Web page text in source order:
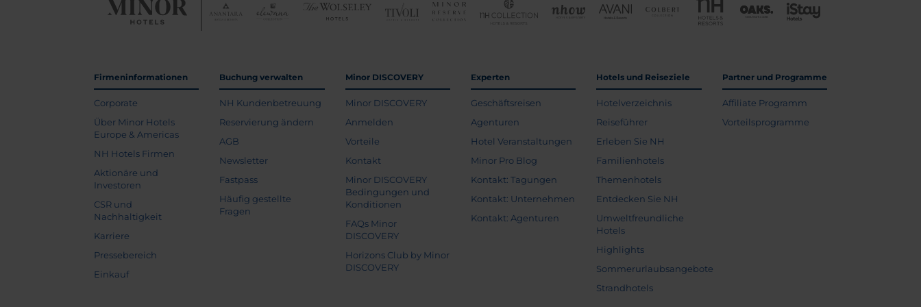
Firmeninformationen
Corporate
Über Minor Hotels
Europe & Americas
NH Hotels Firmen
Aktionäre und
Investoren
CSR und
Nachhaltigkeit
Karriere
Pressebereich
Einkauf
Buchung verwalten
NH Kundenbetreuung
Reservierung ändern
AGB
Newsletter
Fastpass
Häufig gestellte
Fragen
Minor DISCOVERY
Minor DISCOVERY
Anmelden
Vorteile
Kontakt
Minor DISCOVERY
Bedingungen und
Konditionen
FAQs Minor
DISCOVERY
Horizons Club by Minor
DISCOVERY
Experten
Geschäftsreisen
Agenturen
Hotel Veranstaltungen
Minor Pro Blog
Kontakt: Tagungen
Kontakt: Unternehmen
Kontakt: Agenturen
Hotels und Reiseziele
Hotelverzeichnis
Reiseführer
Erleben Sie NH
Familienhotels
Themenhotels
Entdecken Sie NH
Umweltfreundliche
Hotels
Highlights
Sommerurlaubsangebote
Strandhotels
Partner und Programme
Affiliate Programm
Vorteilsprogramme